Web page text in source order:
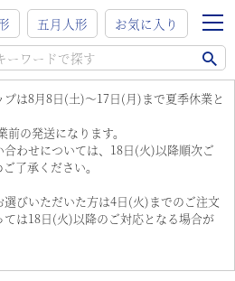
五月人形 お気に入り
は8月8日(土)～17日(月)まで夏季休業と
の発送になります。
わせについては、18日(火)以降順次ご
了承ください。
びいただいた方は4日(火)までのご注文
は18日(火)以降のご対応となる場合が